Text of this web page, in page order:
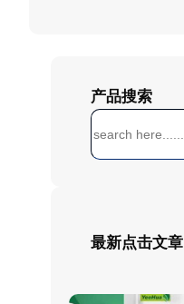
产品搜索
搜
索
最新点击文章